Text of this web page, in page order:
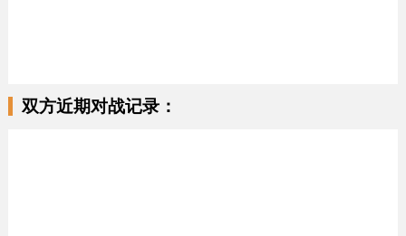
双方近期对战记录：